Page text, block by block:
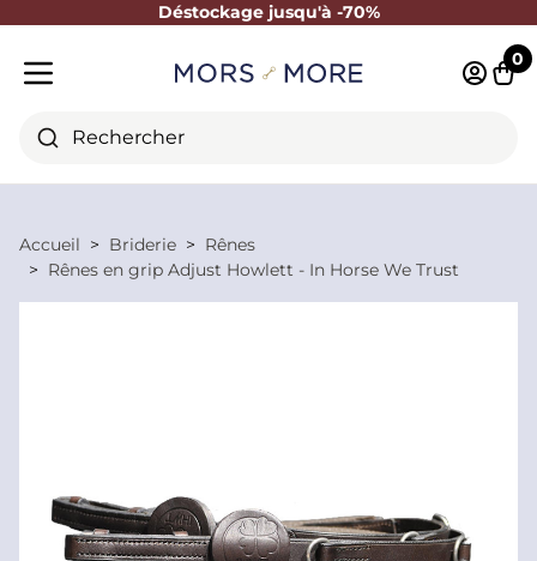
Déstockage jusqu'à -70%
Fermer
Rechercher
0
Accueil Briderie
Rênes
Rênes en grip Adjust Howlett - In Horse We Trust